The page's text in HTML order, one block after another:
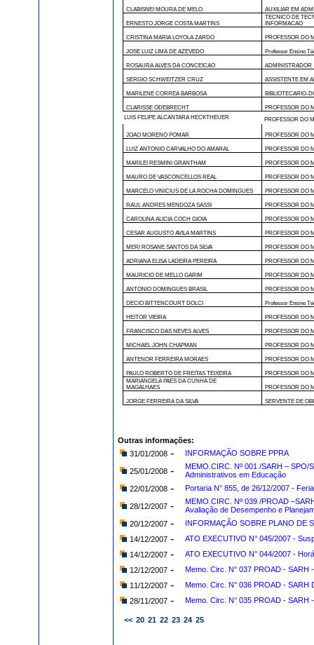
CLABISNEI MOURA DE MELO AUXILIAR EM
ERNESTO JORGE COSTA MARTINS
TECNICO DE
INFORMACAO
CRISTINA MARIA LOYOLA ZARDO PROFESSOR DO
JOSE LUIZ LIMA DE AZEVEDO Professor Ensino
ROSAURA ALVES DA CONCEICAO ADMINISTRADOR
SERGIO SCHWEITZER CRUZ ASSISTENTE EM
MARILENE CORREA BARBOSA BIBLIOTECARIO-
CLARISSE ODEBRECHT
PROFESSOR DO
LUIS FELIPE ALCANTARA HECKTHEUER
PROFESSOR DO
JOAO MORENO POMAR PROFESSOR DO
LUIZ ANTONIO CARVALHO DO AMARAL PROFESSOR DO
MARILEI RESMINI GRANTHAM PROFESSOR DO
MAURO DE VASCONCELLOS REAL PROFESSOR DO
MARCELO VINICIUS DE LA ROCHA DOMINGUES PROFESSOR DO
RAUL ANDRES MENDOZA SASSI PROFESSOR DO
CAROLINA ALICIA COCH GIOIA PROFESSOR DO
CESAR AUGUSTO AVILA MARTINS PROFESSOR DO
MERI ROSANE SANTOS DA SILVA PROFESSOR DO
ADRIANA ELISA LADEIRA PEREIRA PROFESSOR DO
MAURICIO DE MELLO GARIM PROFESSOR DO
ANTONIO DOMINGUES BRASIL PROFESSOR DO
DECIO BITTENCOURT DOLCI Professor Ensino
HEITOR VIEIRA PROFESSOR DO
FRANCISCO DAS NEVES ALVES PROFESSOR DO
MICHAEL JOHN CHAPMAN PROFESSOR DO
ANTENOR FERREIRA MORAES PROFESSOR DO
PAULO ROBERTO DE FREITAS TEIXEIRA
PROFESSOR DO
MARIANGELA PAES DA CUNHA DE
MAGALHAES
PROFESSOR DO
JORGE FERREIRA DA SILVA SERVENTE DE
Outras informações:
31/01/2008 - INFORMAÇÃO SOBRE PPRA
25/01/2008 -
MEMO.CIRC. Nº 001 /SARH –
Administrativos em Educação
22/01/2008 - Portaria N° 855, de 26/12/2007 -
28/12/2007 -
MEMO.CIRC. Nº 039 /PROAD
Avaliação de Desempenho e
20/12/2007 -
INFORMAÇÃO SOBRE PLANO DE
14/12/2007 -
ATO EXECUTIVO N° 045/2007 -
14/12/2007 -
ATO EXECUTIVO N° 044/2007 -
12/12/2007 -
Memo. Circ. N° 037 PROAD - SARH
11/12/2007 -
Memo. Circ. N° 036 PROAD -
28/11/2007 - Memo. Circ. N° 035 PROAD - SARH
<< 20 21 22 23 24 25